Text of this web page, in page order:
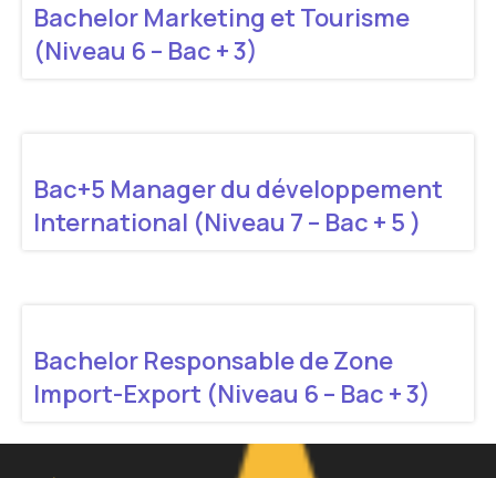
Bachelor Marketing et Tourisme
(Niveau 6 – Bac + 3)
Bac+5 Manager du développement
International (Niveau 7 – Bac + 5 )
Bachelor Responsable de Zone
Import-Export (Niveau 6 – Bac + 3)